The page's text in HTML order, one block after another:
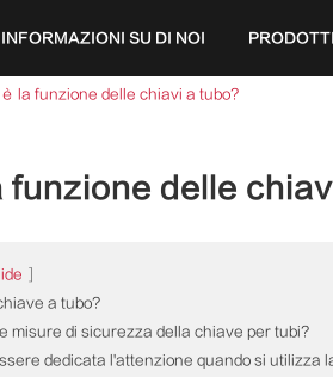
INFORMAZIONI SU DI NOI PRODOTTI
la funzione delle chiavi a tubo?
delle
a tubo?
misure di sicurezza della chiave per tubi?
dedicata l'attenzione quando si utilizza